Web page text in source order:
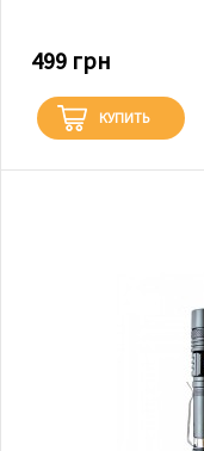
499 грн
КУПИТЬ